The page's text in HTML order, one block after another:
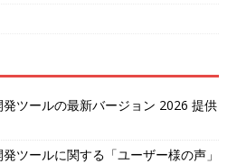
ツールの最新バージョン 2026 提供
ツールに関する「ユーザー様の声」